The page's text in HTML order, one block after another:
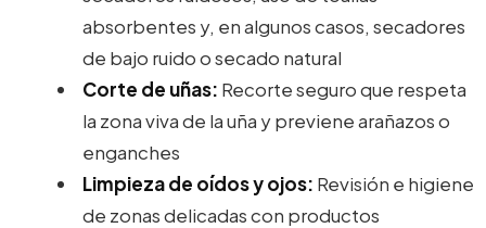
absorbentes y, en algunos casos, secadores
de bajo ruido o secado natural
Corte de uñas: Recorte seguro que respeta
la zona viva de la uña y previene arañazos o
enganches
Limpieza de oídos y ojos: Revisión e higiene
de zonas delicadas con productos